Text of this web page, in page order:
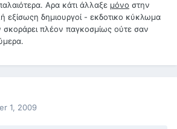
Αρα κάτι άλλαξε μόνο στην
εξίσωςη δημιουργοί - εκδοτικο κύκλωμα
σκοράρει πλέον παγκοσμίως ούτε σαν
1, 2009